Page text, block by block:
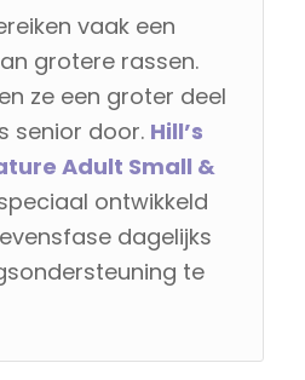
vaak een
grotere rassen.
ze een groter deel
senior door. Hill’s
Adult Small &
ontwikkeld
dagelijks
te